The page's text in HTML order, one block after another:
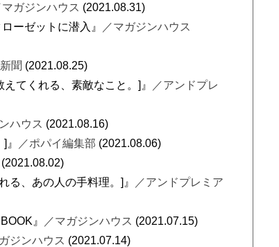
マガジンハウス (2021.08.31)
ーゼットに潜入』
／マガジンハウス
聞 (2021.08.25)
てくれる、素敵なこと。]』
／アンドプレ
ハウス (2021.08.16)
／ポパイ編集部 (2021.08.06)
(2021.08.02)
る、あの人の手料理。]』
／アンドプレミア
』
／マガジンハウス (2021.07.15)
ジンハウス (2021.07.14)